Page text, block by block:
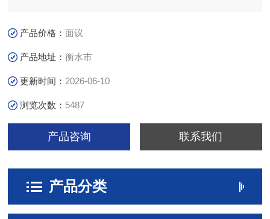
产品价格：面议
产品地址：衡水市
更新时间： 2026-06-10
浏览次数： 5487
产品咨询 联系我们
产品分类